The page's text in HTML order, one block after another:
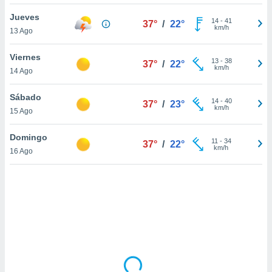
sitio
En
sean
el sitio
ni para
o
Jueves
13 Ago
37° / 22° 14- 41
km/h
Viernes
14 Ago
37° / 22° 13- 38
km/h
Sábado
15 Ago
37° / 23° 14- 40
km/h
Domingo
16 Ago
37° / 22° 11 - 34
km/h